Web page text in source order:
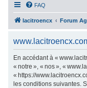
FAQ
lacitroencx Forum
En accédant à «
« notre », « nos », «
« https://
les conditions suivantes.